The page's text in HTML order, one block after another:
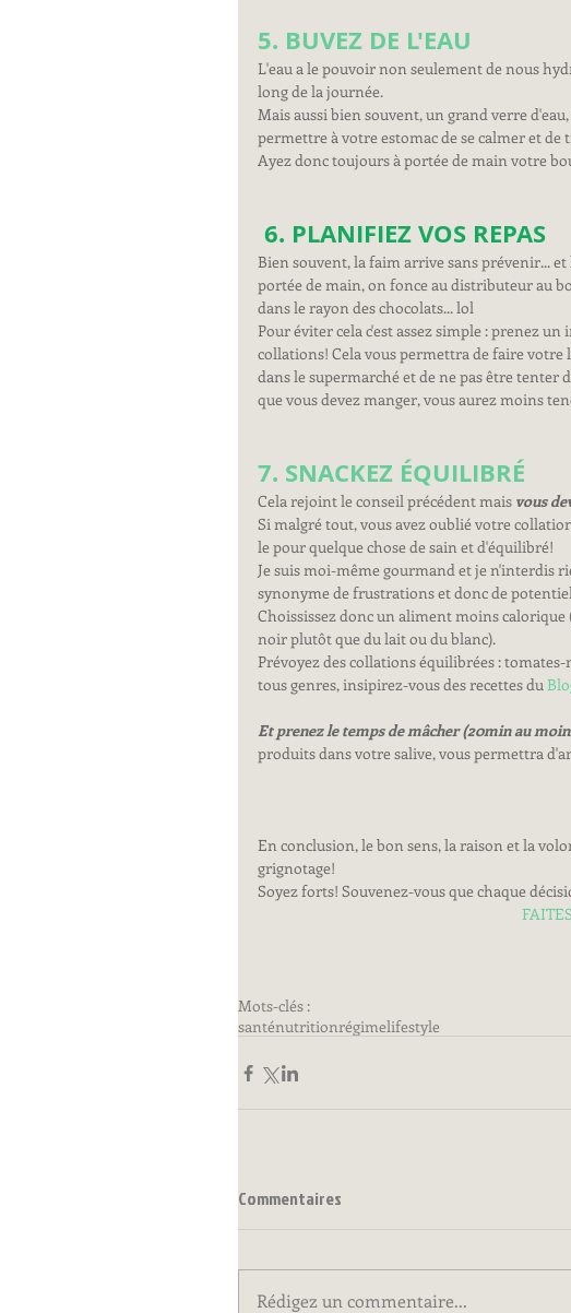
5. BUVEZ DE L'EAU
L'eau a le pouvoir non seulement de nous
long de la journée.
Mais aussi bien souvent, un grand verre
permettre à votre estomac de se calmer et
Ayez donc toujours à portée de main votre
6. PLANIFIEZ VOS REPAS
Bien souvent, la faim arrive sans prévenir...
portée de main, on fonce au distributeur au
dans le rayon des chocolats... lol
Pour éviter cela c'est assez simple : prenez
collations! Cela vous permettra de faire votre
dans le supermarché et de ne pas être tenter
que vous devez manger, vous aurez moins
7. SNACKEZ ÉQUILIBRÉ
Cela rejoint le conseil précédent mais vous
Si malgré tout, vous avez oublié votre
le pour quelque chose de sain et d'équilibré!
Je suis moi-même gourmand et je n'interdis
synonyme de frustrations et donc de
Choississez donc un aliment moins calorique
noir plutôt que du lait ou du blanc).
Prévoyez des collations équilibrées :
tous genres, insipirez-vous des recettes du
Et prenez le temps de mâcher (20min au
produits dans votre salive, vous permettra
En conclusion, le bon sens, la raison et la
grignotage!
Soyez forts! Souvenez-vous que chaque
Mots-clés :
santénutritionrégimelifestyle
Commentaires
Rédigez un commentaire...